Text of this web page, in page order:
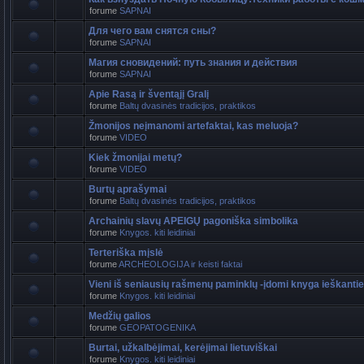
forume SAPNAI
Для чего вам снятся сны?
forume SAPNAI
Магия сновидений: путь знания и действия
forume SAPNAI
Apie Rasą ir šventąjį Gralį
forume Baltų dvasinės tradicijos, praktikos
Žmonijos neįmanomi artefaktai, kas meluoja?
forume VIDEO
Kiek žmonijai metų?
forume VIDEO
Burtų aprašymai
forume Baltų dvasinės tradicijos, praktikos
Archainių slavų APEIGŲ pagoniška simbolika
forume Knygos. kiti leidiniai
Terteriška mįslė
forumeARCHEOLOGIJA ir keisti faktai
Vieni iš seniausių rašmenų paminklų -įdomi knyga
forume Knygos. kiti leidiniai
Medžių galios
forume GEOPATOGENIKA
Burtai, užkalbėjimai, kerėjimai lietuviškai
forume Knygos. kiti leidiniai